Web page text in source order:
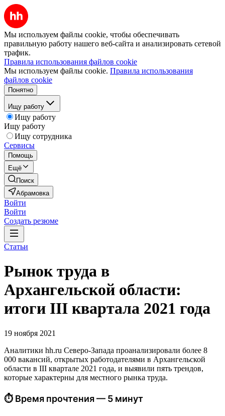
Мы используем файлы cookie, чтобы обеспечивать
правильную работу нашего веб-сайта и анализировать сетевой
трафик.
Правила использования файлов cookie
Мы используем файлы cookie. Правила использования
файлов cookie
Понятно
Ищу работу
Ищу работу
Ищу работу
Ищу сотрудника
Сервисы
Помощь
Ещё
Поиск
Абрамовка
Войти
Войти
Создать резюме
Статьи
Рынок труда в
Архангельской области:
итоги III квартала 2021 года
19 ноября 2021
Аналитики hh.ru Северо-Запада проанализировали более 8
000 вакансий, открытых работодателями в Архангельской
области в III квартале 2021 года, и выявили пять трендов,
которые характерны для местного рынка труда.
⏱ Время прочтения — 5 минут